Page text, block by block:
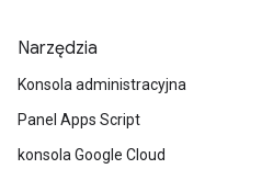
Narzędzia
Konsola administracyjna
Panel Apps Script
konsola Google Cloud